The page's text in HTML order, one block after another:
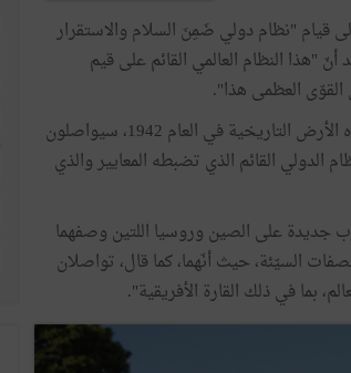
قيام "نظام دولي ضَمِنَ السلام والاستقرار
"هذا النظام العالمي القائم على قيم
العظمى هذا".
وبدون أيّ تحفّظ وبكلّ وضوح أكّد أنّ الأمريكيين "كما فعلوا عندما وصلوا إلى هذه الأرض التاريخية في العام 1942، سيواصلون
الدولي القائم الذي تضبطه المعايير والذي
على الصين وروسيا اللتين وصفهما
السيّئة، حيث أنّهما، كما قال، تواصلان
بما في ذلك القارة الأفريقية".